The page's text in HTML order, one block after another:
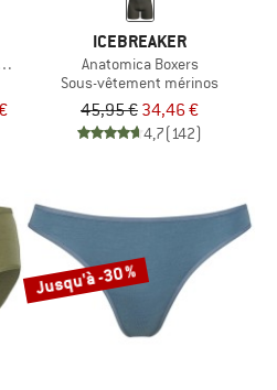
Pack
ICEBREAKER
Anatomica Boxers
Sous-vêtement mérinos
45,95 € 34,46 €
4,7(142)
Jusqu'à -30 %